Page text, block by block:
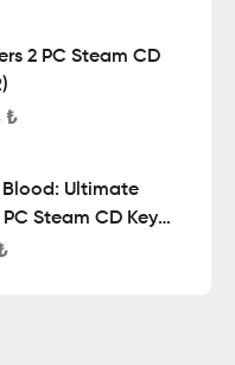
2 PC Steam CD
₺
Blood: Ultimate
Steam CD Key